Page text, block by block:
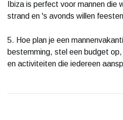
Ibiza is perfect voor mannen die
strand en 's avonds willen
5. Hoe plan je een
bestemming, stel een budget
en activiteiten die iedereen